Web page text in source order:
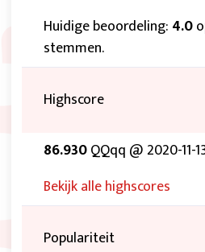
Huidige beoordeling: 4.0
stemmen.
Highscore
86.930QQqq @ 2020-11-
Bekijk alle highscores
Populariteit